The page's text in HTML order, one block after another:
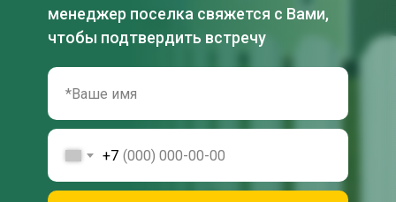
+7
менеджер поселка свяжется с Вами,
чтобы подтвердить встречу